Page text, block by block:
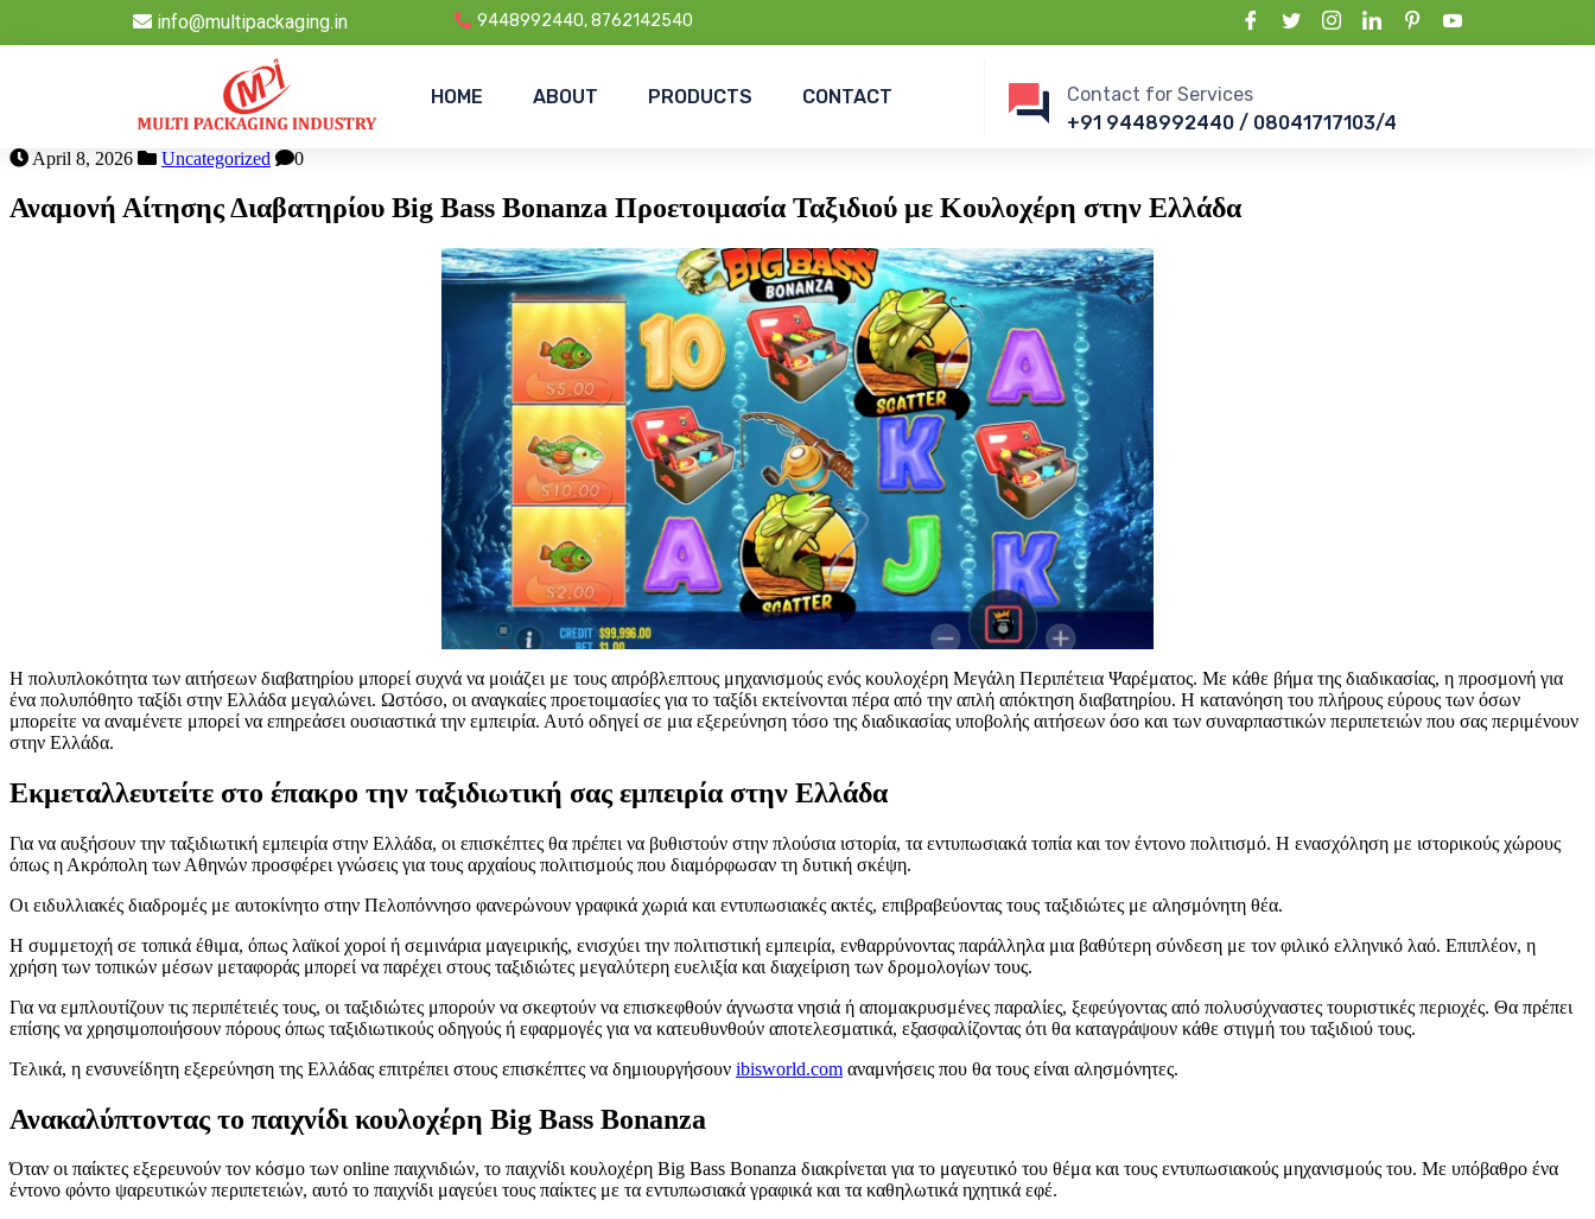
info@multipackaging.in 9448992440, 8762142540
HOME ABOUT PRODUCTS CONTACT
Contact for Services
+91 9448992440 / 08041717103/4
April 8, 2026 Uncategorized 0
Αναμονή Αίτησης Διαβατηρίου Big Bass Bonanza Προετοιμασία Ταξιδιού με Κουλοχέρη στην Ελλάδα
Η πολυπλοκότητα των αιτήσεων διαβατηρίου μπορεί συχνά να μοιάζει με τους απρόβλεπτους μηχανισμούς ενός κουλοχέρη Μεγάλη Περιπέτεια Ψαρέματος. Με κάθε βήμα της διαδικασίας, η προσμονή για
ένα πολυπόθητο ταξίδι στην Ελλάδα μεγαλώνει. Ωστόσο, οι αναγκαίες προετοιμασίες για το ταξίδι εκτείνονται πέρα από την απλή απόκτηση διαβατηρίου. Η κατανόηση του πλήρους εύρους των όσων
μπορείτε να αναμένετε μπορεί να επηρεάσει ουσιαστικά την εμπειρία. Αυτό οδηγεί σε μια εξερεύνηση τόσο της διαδικασίας υποβολής αιτήσεων όσο και των συναρπαστικών περιπετειών που σας περιμένουν
στην Ελλάδα.
Εκμεταλλευτείτε στο έπακρο την ταξιδιωτική σας εμπειρία στην Ελλάδα
Για να αυξήσουν την ταξιδιωτική εμπειρία στην Ελλάδα, οι επισκέπτες θα πρέπει να βυθιστούν στην πλούσια ιστορία, τα εντυπωσιακά τοπία και τον έντονο πολιτισμό. Η ενασχόληση με ιστορικούς χώρους
όπως η Ακρόπολη των Αθηνών προσφέρει γνώσεις για τους αρχαίους πολιτισμούς που διαμόρφωσαν τη δυτική σκέψη.
Οι ειδυλλιακές διαδρομές με αυτοκίνητο στην Πελοπόννησο φανερώνουν γραφικά χωριά και εντυπωσιακές ακτές, επιβραβεύοντας τους ταξιδιώτες με αλησμόνητη θέα.
Η συμμετοχή σε τοπικά έθιμα, όπως λαϊκοί χοροί ή σεμινάρια μαγειρικής, ενισχύει την πολιτιστική εμπειρία, ενθαρρύνοντας παράλληλα μια βαθύτερη σύνδεση με τον φιλικό ελληνικό λαό. Επιπλέον, η
χρήση των τοπικών μέσων μεταφοράς μπορεί να παρέχει στους ταξιδιώτες μεγαλύτερη ευελιξία και διαχείριση των δρομολογίων τους.
Για να εμπλουτίζουν τις περιπέτειές τους, οι ταξιδιώτες μπορούν να σκεφτούν να επισκεφθούν άγνωστα νησιά ή απομακρυσμένες παραλίες, ξεφεύγοντας από πολυσύχναστες τουριστικές περιοχές. Θα πρέπει
επίσης να χρησιμοποιήσουν πόρους όπως ταξιδιωτικούς οδηγούς ή εφαρμογές για να κατευθυνθούν αποτελεσματικά, εξασφαλίζοντας ότι θα καταγράψουν κάθε στιγμή του ταξιδιού τους.
Τελικά, η ενσυνείδητη εξερεύνηση της Ελλάδας επιτρέπει στους επισκέπτες να δημιουργήσουν ibisworld.com αναμνήσεις που θα τους είναι αλησμόνητες.
Ανακαλύπτοντας το παιχνίδι κουλοχέρη Big Bass Bonanza
Όταν οι παίκτες εξερευνούν τον κόσμο των online παιχνιδιών, το παιχνίδι κουλοχέρη Big Bass Bonanza διακρίνεται για το μαγευτικό του θέμα και τους εντυπωσιακούς μηχανισμούς του. Με υπόβαθρο ένα
έντονο φόντο ψαρευτικών περιπετειών, αυτό το παιχνίδι μαγεύει τους παίκτες με τα εντυπωσιακά γραφικά και τα καθηλωτικά ηχητικά εφέ.